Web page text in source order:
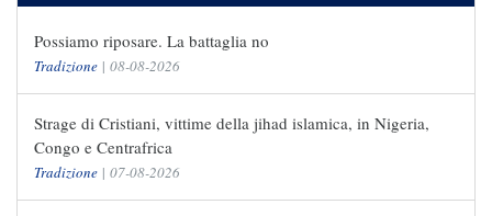
Possiamo riposare. La battaglia no
Tradizione | 08-08-2026
Strage di Cristiani, vittime della jihad islamica, in Nigeria,
Congo e Centrafrica
Tradizione | 07-08-2026